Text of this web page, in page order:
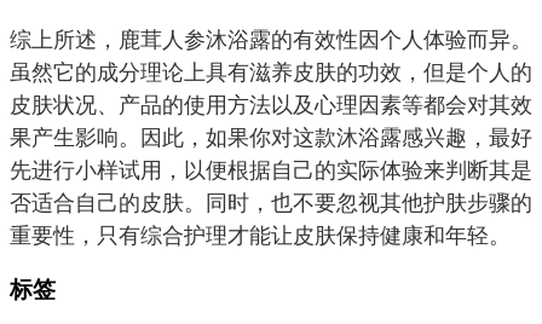
综上所述，鹿茸人参沐浴露的有效性因个人体验而异。
虽然它的成分理论上具有滋养皮肤的功效，但是个人的
皮肤状况、产品的使用方法以及心理因素等都会对其效
果产生影响。因此，如果你对这款沐浴露感兴趣，最好
先进行小样试用，以便根据自己的实际体验来判断其是
否适合自己的皮肤。同时，也不要忽视其他护肤步骤的
重要性，只有综合护理才能让皮肤保持健康和年轻。
标签